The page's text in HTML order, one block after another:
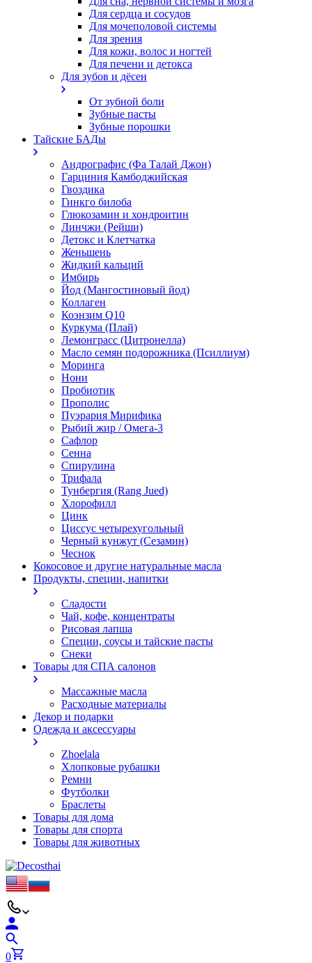
Для сердца и сосудов
Для мочеполовой системы
Для зрения
Для кожи, волос и ногтей
Для печени и детокса
Для зубов и дёсен
От зубной боли
Зубные пасты
Зубные порошки
Тайские БАДы
Андрографис (Фа Талай Джон)
Гарциния Камбоджийская
Гвоздика
Гинкго билоба
Глюкозамин и хондроитин
Линчжи (Рейши)
Детокс и Клетчатка
Женьшень
Жидкий кальций
Имбирь
Йод (Мангостиновый йод)
Коллаген
Коэнзим Q10
Куркума (Плай)
Лемонграсс (Цитронелла)
Масло семян подорожника (Псиллиум)
Моринга
Нони
Пробиотик
Прополис
Пуэрария Мирифика
Рыбий жир / Омега-3
Сафлор
Сенна
Спирулина
Трифала
Тунбергия (Rang Jued)
Хлорофилл
Цинк
Циссус четырехугольный
Черный кунжут (Сезамин)
Чеснок
Кокосовое и другие натуральные масла
Продукты, специи, напитки
Сладости
Чай, кофе, концентраты
Рисовая лапша
Специи, соусы и тайские пасты
Снеки
Товары для СПА салонов
Массажные масла
Расходные материалы
Декор и подарки
Одежда и аксессуары
Zhoelala
Хлопковые рубашки
Ремни
Футболки
Браслеты
Товары для дома
Товары для спорта
Товары для животных
0